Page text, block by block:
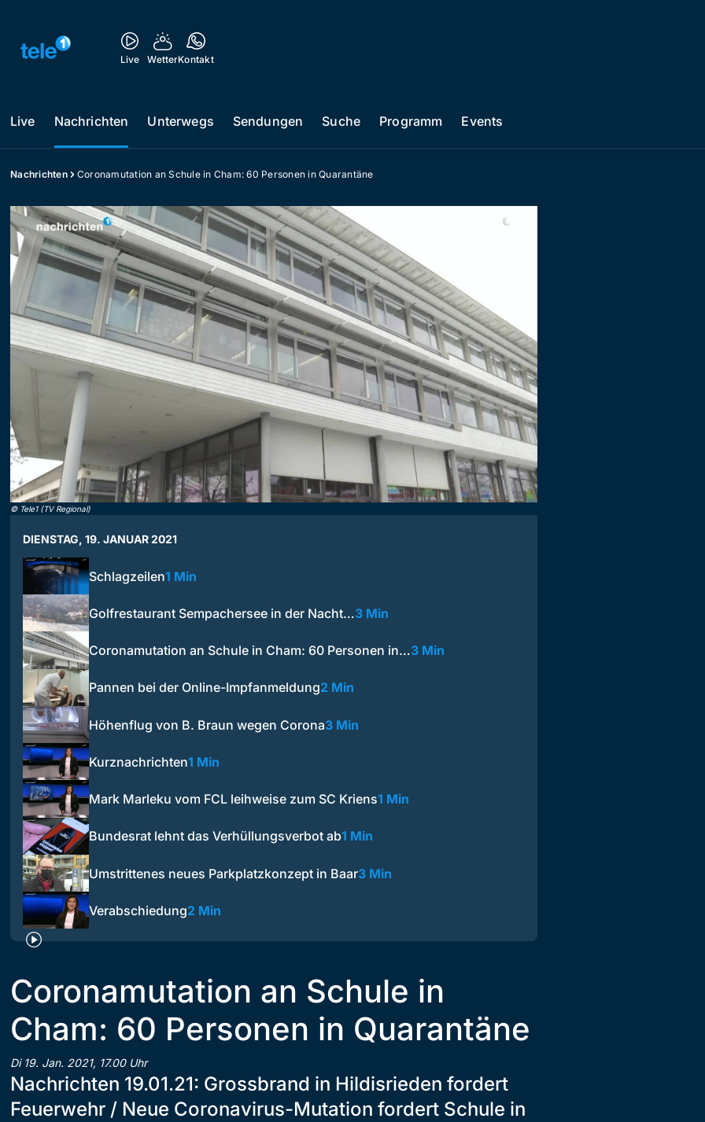
Live WetterKontakt
Live Nachrichten Unterwegs Sendungen Suche Programm Events
Nachrichten Coronamutation an Schule in Cham: 60 Personen in Quarantäne
© Tele1 (TV Regional)
DIENSTAG, 19. JANUAR 2021
Schlagzeilen1 Min
Golfrestaurant Sempachersee in der Nacht…3 Min
Coronamutation an Schule in Cham: 60 Personen in…3 Min
Pannen bei der Online-Impfanmeldung2 Min
Höhenflug von B. Braun wegen Corona3 Min
Kurznachrichten1 Min
Mark Marleku vom FCL leihweise zum SC Kriens1 Min
Bundesrat lehnt das Verhüllungsverbot ab1 Min
Umstrittenes neues Parkplatzkonzept in Baar3 Min
Verabschiedung2 Min
Coronamutation an Schule in
Cham: 60 Personen in Quarantäne
Di 19. Jan. 2021, 17.00 Uhr
Nachrichten 19.01.21: Grossbrand in Hildisrieden fordert
Feuerwehr / Neue Coronavirus-Mutation fordert Schule in